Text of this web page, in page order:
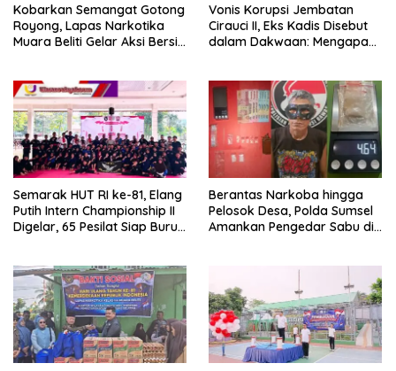
Kobarkan Semangat Gotong
Royong, Lapas Narkotika
Muara Beliti Gelar Aksi Bersih
Vonis Korupsi Jembatan
Cirauci II, Eks Kadis Disebut
dalam Dakwaan: Mengapa
Semarak HUT RI ke-81, Elang
Putih Intern Championship II
Digelar, 65 Pesilat Siap Buru
Berantas Narkoba hingga
Pelosok Desa, Polda Sumsel
Amankan Pengedar Sabu di